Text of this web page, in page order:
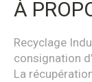
À
Recyclage
consignation
La